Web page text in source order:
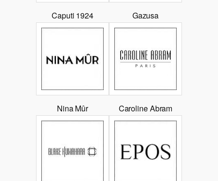
Caputi 1924 Gazusa
Nina Mûr Caroline Abram